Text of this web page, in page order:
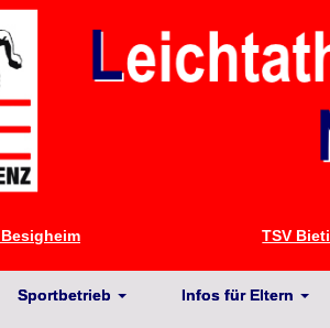
TSV
Sportbetrieb Infos für Eltern